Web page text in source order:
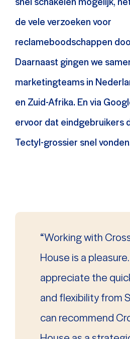
de vele verzoeken voor
reclameboodschappen
Daarnaast gingen we
marketingteams in
en Zuid-Afrika. En via
ervoor dat eindgebruikers
Tectyl-grossier snel
“Working with
House is a
appreciate the
and flexibility from
can recommend